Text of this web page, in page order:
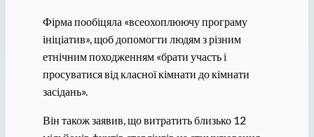
Фірма пообіцяла «всеохоплюючу програму
ініціатив», щоб допомогти людям з різним
етнічним походженням «брати участь і
просуватися від класної кімнати до кімнати
засідань».
Він також заявив, що витратить близько 12